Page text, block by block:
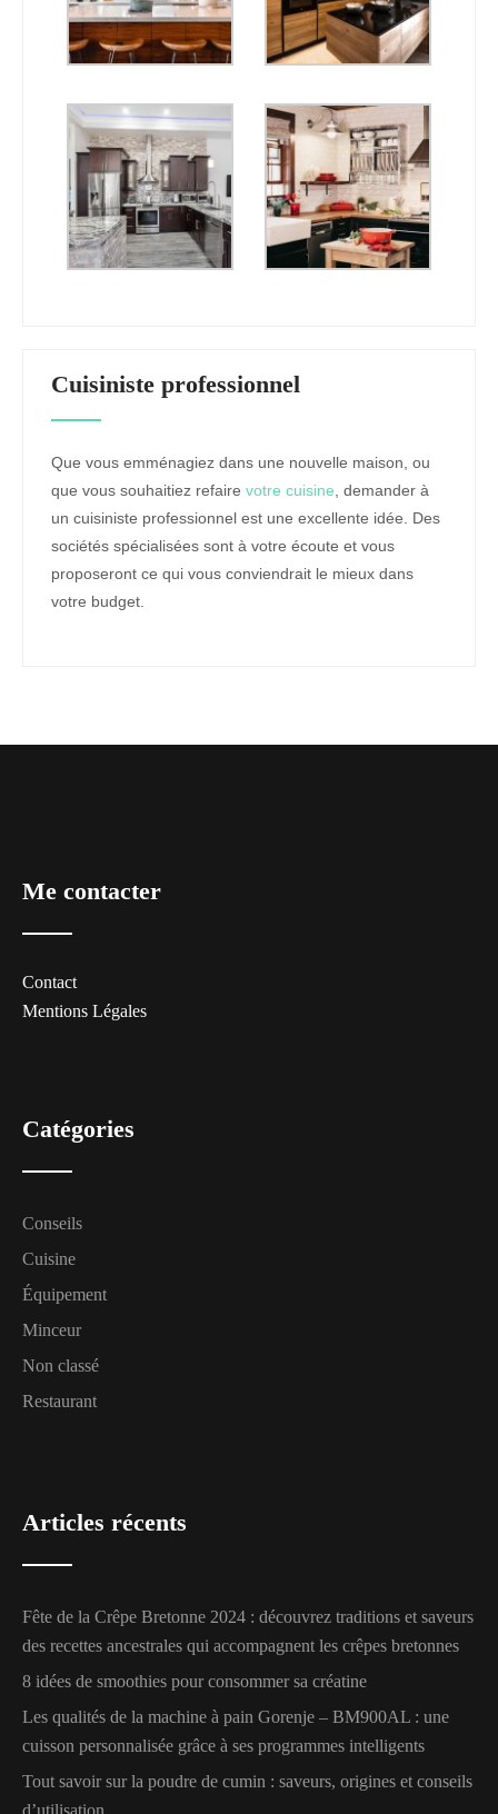
Cuisiniste professionnel
Que vous emménagiez dans une nouvelle maison, ou
que vous souhaitiez refaire votre cuisine , demander à
un cuisiniste professionnel est une excellente idée. Des
sociétés spécialisées sont à votre écoute et vous
proposeront ce qui vous conviendrait le mieux dans
votre budget.
Me contacter
Contact
Mentions Légales
Catégories
Conseils
Cuisine
Équipement
Minceur
Non classé
Restaurant
Articles récents
Fête de la Crêpe Bretonne 2024 : découvrez traditions et saveurs
des recettes ancestrales qui accompagnent les crêpes bretonnes
8 idées de smoothies pour consommer sa créatine
Les qualités de la machine à pain Gorenje – BM900AL : une
cuisson personnalisée grâce à ses programmes intelligents
Tout savoir sur la poudre de cumin : saveurs, origines et conseils